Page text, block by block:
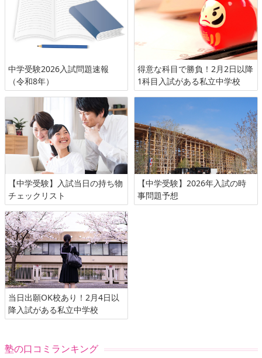
中学受験2026入試問題速報
（令和8年）
得意な科目で勝負！2月2日以降
1科目入試がある私立中学校
【中学受験】入試当日の持ち物
チェックリスト
【中学受験】2026年入試の時
事問題予想
当日出願OK校あり！2月4日以
降入試がある私立中学校
塾の口コミランキング